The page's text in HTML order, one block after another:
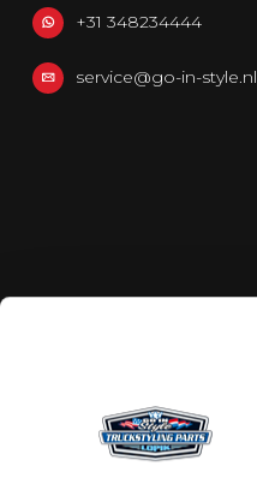
+31 348234444
service@go-in-style.nl